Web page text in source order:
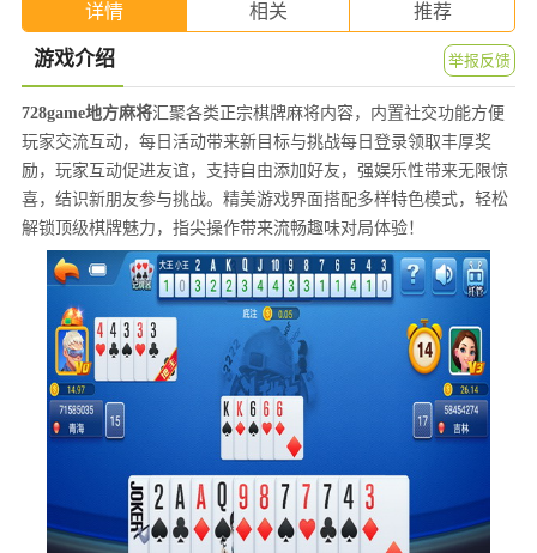
详情 相关 推荐
游戏介绍 举报反馈
728game地方麻将汇聚各类正宗棋牌麻将内容，内置社交功能方便
玩家交流互动，每日活动带来新目标与挑战每日登录领取丰厚奖
励，玩家互动促进友谊，支持自由添加好友，强娱乐性带来无限惊
喜，结识新朋友参与挑战。精美游戏界面搭配多样特色模式，轻松
解锁顶级棋牌魅力，指尖操作带来流畅趣味对局体验！